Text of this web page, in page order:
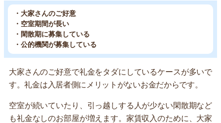
・大家さんのご好意
・空室期間が長い
・閑散期に募集している
・公的機関が募集している
大家さんのご好意で礼金をタダにしているケースが多いで
す。礼金は入居者側にメリットがないお金だからです。
空室が続いていたり、引っ越しする人が少ない閑散期など
も礼金なしのお部屋が増えます。家賃収入のために、大家